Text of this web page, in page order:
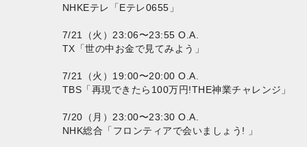
NHKEテレ「Eテレ0655」
7/21（火）23:06〜23:55 O.A.
TX「世の中お金で見てみよう」
7/21（火）19:00〜20:00 O.A.
TBS「再現できたら100万円!THE神業チャレンジ」
7/20（月）23:00〜23:30 O.A.
NHK総合「フロンティアで会いましょう! 」